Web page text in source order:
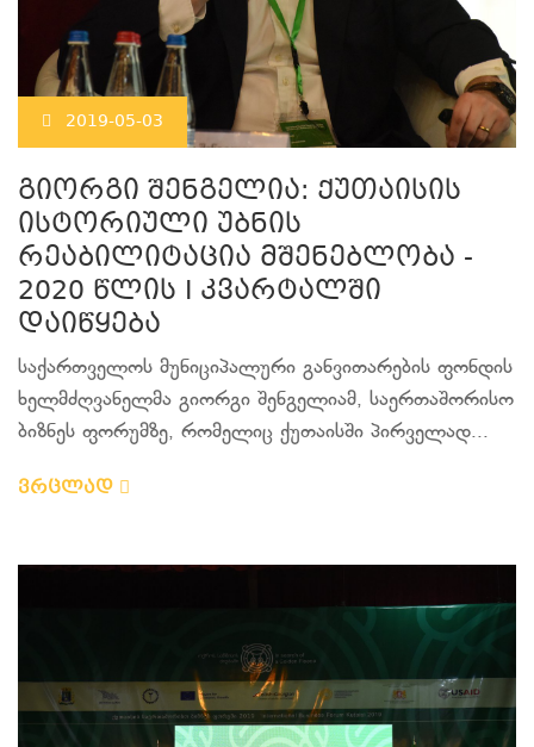
2019-05-03
გიორგი შენგელია: ქუთაისის
ისტორიული უბნის
რეაბილიტაცია მშენებლობა -
2020 წლის I კვარტალში
დაიწყება
საქართველოს მუნიციპალური განვითარების ფონდის
ხელმძღვანელმა გიორგი შენგელიამ, საერთაშორისო
ბიზნეს ფორუმზე, რომელიც ქუთაისში პირველად...
ვრცლად